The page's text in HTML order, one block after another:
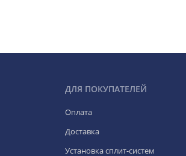
ДЛЯ ПОКУПАТЕЛЕЙ
Оплата
Доставка
Установка сплит-систем